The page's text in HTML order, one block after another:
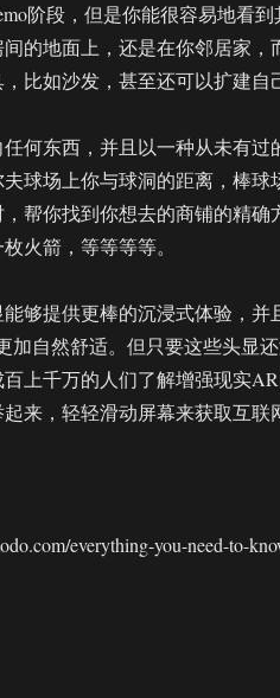
阶段，但是你能很容易地看
的地面上，还是在你邻居家，
比如沙发，甚至还可以扩建自
何东西，并且以一种从未有过
球场上你与球洞的距离，棒球
帮你找到你想去的商铺的精确
火箭，等等等等。
够提供更棒的沉浸式体验，并
加自然舒适。但只要这些头显
上千万的人们了解增强现实
来，轻轻滑动屏幕来获取互联
everything-you-need-to-